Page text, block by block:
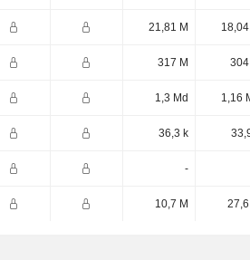
21,81 M 18,04
317 M 304
1,3 Md 1,16
36,3 k
-
10,7 M 27,6